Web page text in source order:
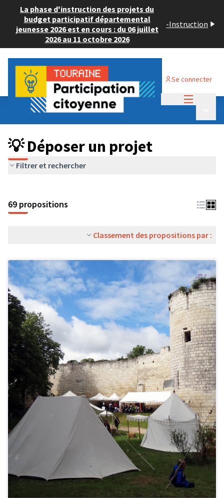
La phase d'instruction des projets du
budget participatif départemental
jeunesse 2026 est en cours : du 06 juillet
2026 au 11 octobre 2026
-Instruction
Se connecter
Budget Participatif ADULTE 2024
💡 Déposer un projet
💡 Déposer un projet
Filtrer et rechercher
69 propositions
Classement des propositions par :